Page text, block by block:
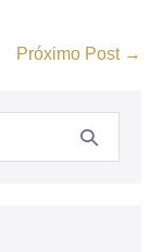
Próximo Post →